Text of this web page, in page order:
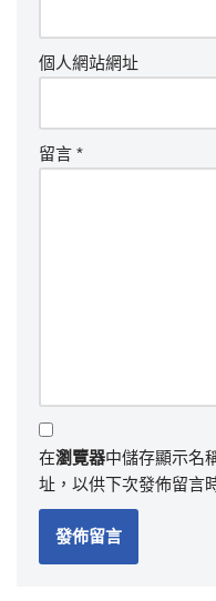
個人網站網址
留言 *
在瀏覽器中儲存顯示名
址，以供下次發佈留言